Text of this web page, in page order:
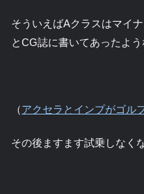
そういえばAクラスはマイ
とCG誌に書いてあったよう
（アクセラとインプがゴル
その後ますます試乗しなく